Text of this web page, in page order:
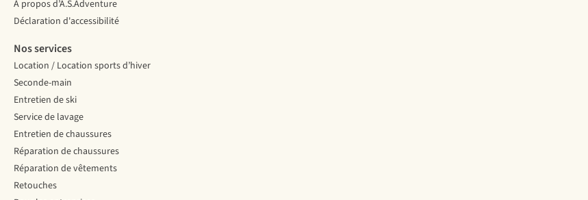
À propos d’A.S.Adventure
Déclaration d'accessibilité
Nos services
Location / Location sports d’hiver
Seconde-main
Entretien de ski
Service de lavage
Entretien de chaussures
Réparation de chaussures
Réparation de vêtements
Retouches